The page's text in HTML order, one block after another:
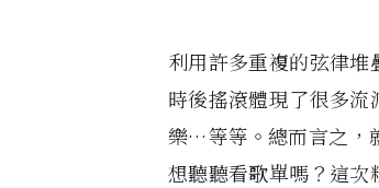
利用許多重複的弦律
時後搖滾體現了很多
樂…等等。總而言之，
想聽聽看歌單嗎？這